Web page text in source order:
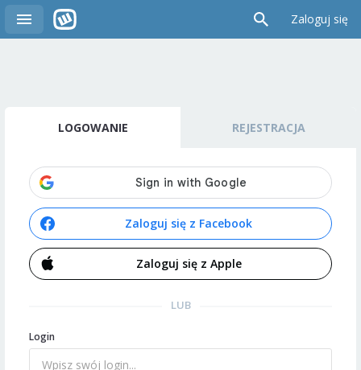
Zaloguj się
LOGOWANIE REJESTRACJA
Zaloguj się z Facebook
Zaloguj się z Apple
LUB
Login